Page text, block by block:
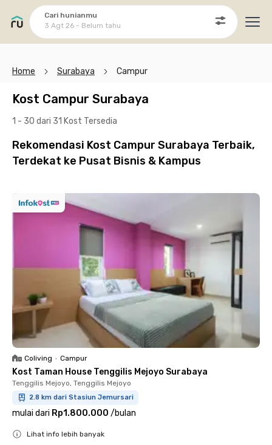
Cari hunianmu
3 Agt 26 - Belum tahu
Home Surabaya Campur
Kost Campur Surabaya
1 - 30 dari 31 Kost Tersedia
Rekomendasi Kost Campur Surabaya Terbaik,
Terdekat ke Pusat Bisnis & Kampus
Coliving • Campur
Kost Taman House Tenggilis Mejoyo Surabaya
Tenggilis Mejoyo, Tenggilis Mejoyo
2.8 km dari Stasiun Jemursari
mulai dari Rp1.800.000 /bulan
Lihat info lebih banyak